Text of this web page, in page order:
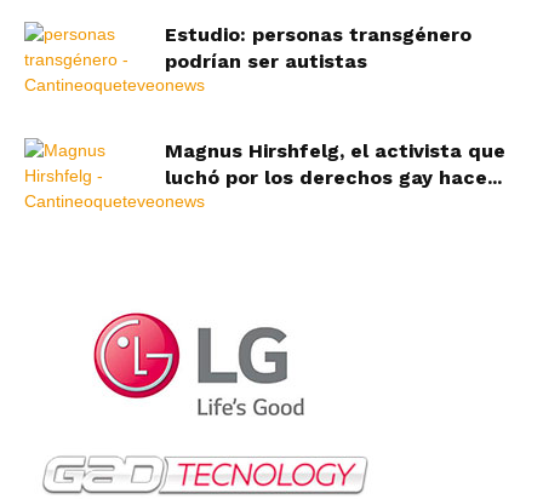
Estudio: personas transgénero
podrían ser autistas
Magnus Hirshfelg, el activista que
luchó por los derechos gay hace...